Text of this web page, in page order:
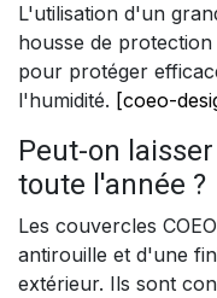
L'utilisation d'un
housse de
pour protéger
l'humidité. [coeo-
Peut-on
toute l'année ?
Les couvercles
antirouille et d'une
extérieur. Ils sont